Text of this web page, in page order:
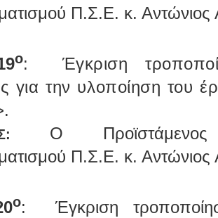
Π.Σ.Ε. κ.
ο:
Έγκριση
για την υλοποίηση του
Ο
Π.Σ.Ε. κ.
ο:
Έγκριση